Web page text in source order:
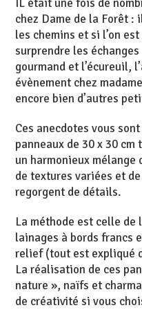
chez Dame de la Forêt
les chemins et si l’on
surprendre les
gourmand et l’écureuil,
évènement chez
encore bien d’autres
Ces anecdotes vous
panneaux de 30 x 30
un harmonieux
de textures variées et
regorgent de détails.
La méthode est celle de
lainages à bords francs
relief (tout est expliqué
La réalisation de ces
nature », naïfs et
de créativité si vous